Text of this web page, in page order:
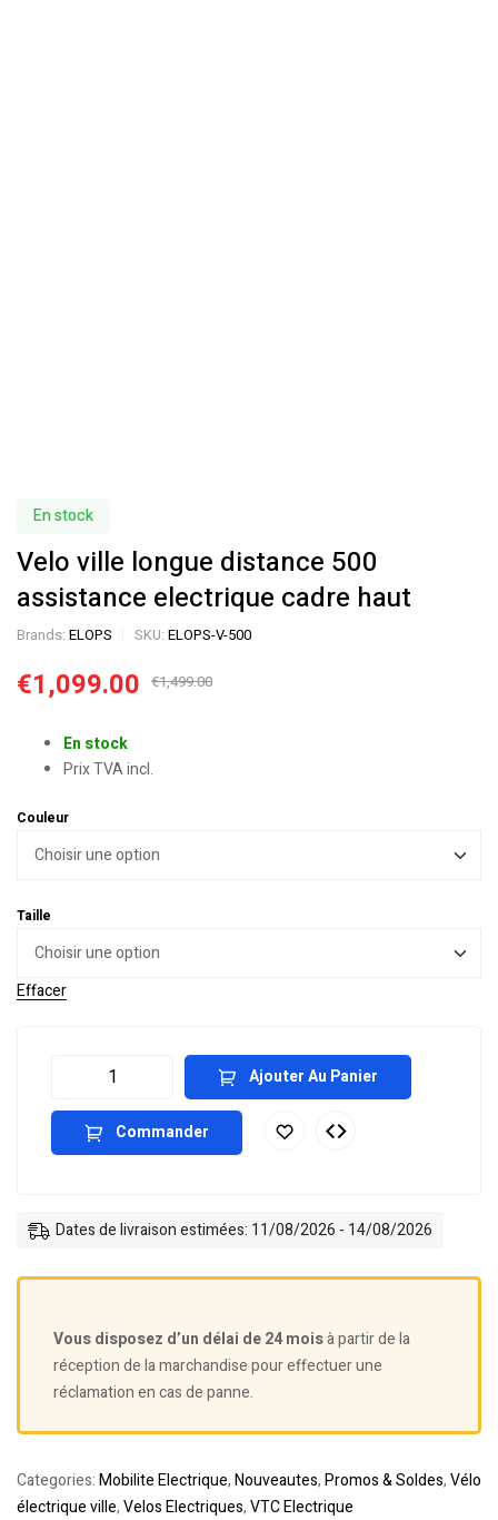
En stock
Velo ville longue distance 500
assistance electrique cadre haut
Brands: ELOPS SKU: ELOPS-V-500
€1,499.00
€1,099.00
En stock
Prix TVA incl.
Couleur
Taille
Effacer
Ajouter Au Panier
Commander
Dates de livraison estimées: 11/08/2026 - 14/08/2026
Vous disposez d’un délai de 24 moisà partir de la
réception de la marchandise pour effectuer une
réclamation en cas de panne.
Categories:Mobilite Electrique,Nouveautes,Promos & Soldes,Vélo
électrique ville,Velos Electriques,VTC Electrique